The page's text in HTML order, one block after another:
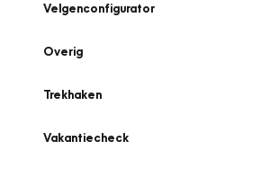
Velgenconfigurator
Overig
Trekhaken
Vakantiecheck